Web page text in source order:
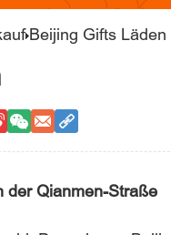
Beijing Gifts Läden
der Qianmen-Straße